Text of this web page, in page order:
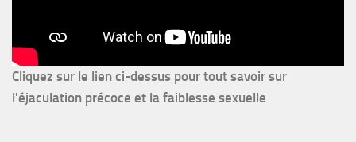
Cliquez sur le lien ci-dessus pour tout savoir sur
l'éjaculation précoce et la faiblesse sexuelle